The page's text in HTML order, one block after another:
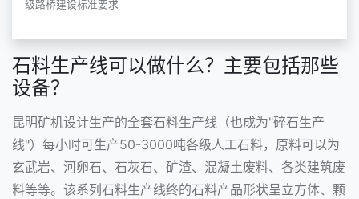
级路桥建设标准要求
石料生产线可以做什么？主要包括那些
设备？
昆明矿机设计生产的全套石料生产线 （也成为"碎石生产
线"）每小时可生产50-3000吨各级人工石料，原料可以为
玄武岩、河卵石、石灰石、矿渣、混凝土废料、各类建筑废
料等等。该系列石料生产线终的石料产品形状呈立方体、颗